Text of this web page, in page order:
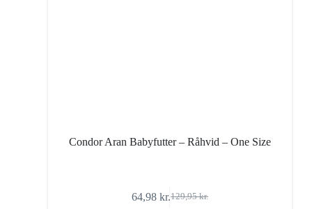
Condor Aran Babyfutter – Råhvid – One Size
129,95kr.
Den
64,98 kr.Den